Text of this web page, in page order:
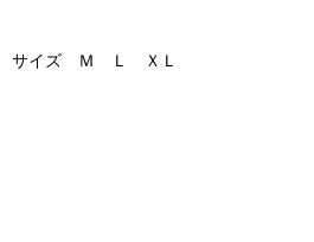
サイズ Ｍ Ｌ ＸＬ